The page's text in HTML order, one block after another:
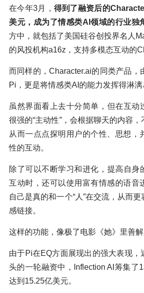
在今年3月， 得到了融资后的
美元，成为了情感类AI领域的行业独
方中，就包括了美国硅谷创投界名人
的风投机构a16z，支持多模态互动的
而同样的，Character.ai的同类产品，
Pi，更是将情感类AI的能力发挥得淋漓
虽然界面看上去十分简单，但在互动
很强的“主动性”，会根据聊天的内容，
从而一点点探明用户的个性、思想，
性的互动。
除了可以不断学习和进化，提高自身
互动时，还可以使用富有情感的语音
自己是真的和一个“人”在交流，从而
感链接。
这样的功能，像极了电影《她》里善解
由于Pi在EQ方面展现出的强大表现，
头的一轮融资中，Inflection AI筹集了
达到15.25亿美元。